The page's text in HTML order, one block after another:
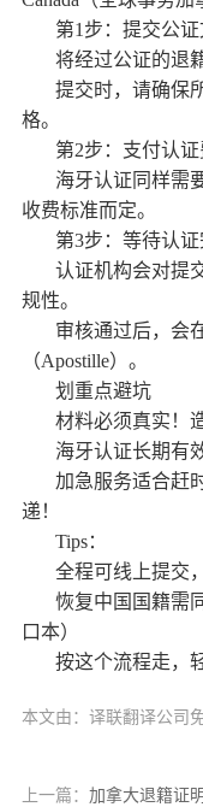
第1步：提交公
将经过公证的退
提交时，请确保
格。
第2步：支付认证
海牙认证同样需
收费标准而定。
第3步：等待认
认证机构会对提
规性。
审核通过后，会
（Apostille）。
划重点避坑
材料必须真实！
海牙认证长期有
加急服务适合赶
递！
Tips：
全程可线上提交
恢复中国国籍需
口本）
按这个流程走，
本文由：译联翻译公司
上一篇： 加拿大退籍证